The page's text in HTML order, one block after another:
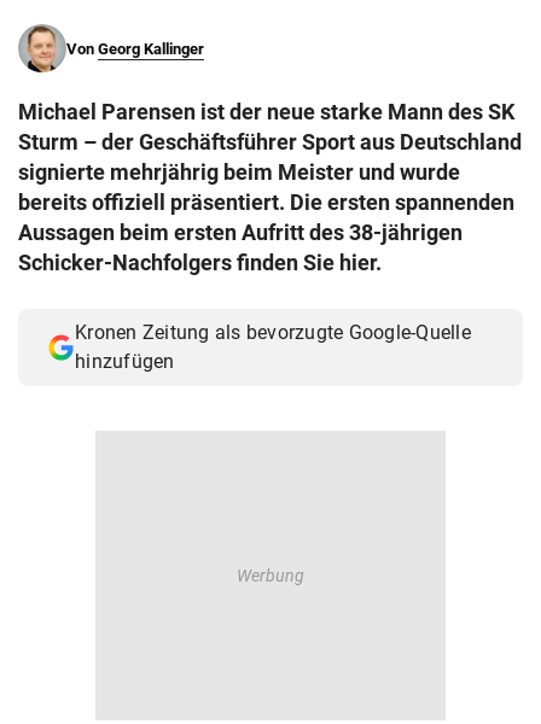
Von Georg Kallinger
Michael Parensen ist der neue starke Mann des SK
Sturm – der Geschäftsführer Sport aus Deutschland
signierte mehrjährig beim Meister und wurde
bereits offiziell präsentiert. Die ersten spannenden
Aussagen beim ersten Aufritt des 38-jährigen
Schicker-Nachfolgers finden Sie hier.
Kronen Zeitung als bevorzugte Google-Quelle
hinzufügen